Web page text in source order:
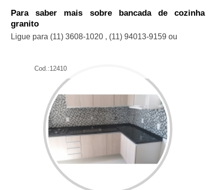
Para saber mais sobre bancada de cozinha
granito
Ligue para (11) 3608-1020, (11) 94013-9159 ou
Cod.:12410